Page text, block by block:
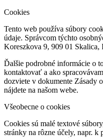
Cookies
Tento web používa súbory
údaje. Správcom týchto
Koreszkova 9, 909 01 Skalica,
Ďalšie podrobné informácie o
kontaktovať a ako
dozviete v dokumente Zásady
nájdete na našom webe.
Všeobecne o cookies
Cookies sú malé textové
stránky na rôzne účely, napr. k